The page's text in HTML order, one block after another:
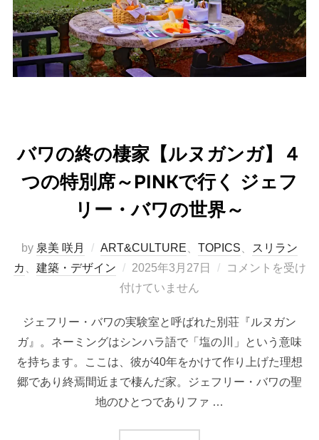
バワの終の棲家【ルヌガンガ】４
つの特別席～PINKで行く ジェフ
リー・バワの世界～
by 泉美 咲月 ART&CULTURE、 TOPICS、 スリラン
カ 、 建築・デザイン
投
稿
2025年3月27日
コメントを受け
付けていません
ジェフリー・バワの実験室と呼ばれた別荘『ルヌガン
ガ』。ネーミングはシンハラ語で「塩の川」という意味
を持ちます。ここは、彼が40年をかけて作り上げた理想
郷であり終焉間近まで棲んだ家。ジェフリー・バワの聖
地のひとつでありファ …